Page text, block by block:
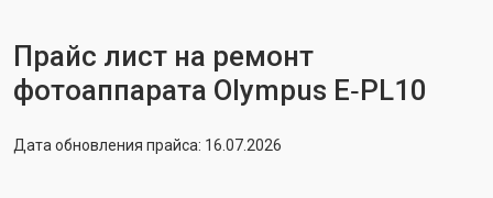
Прайс лист на ремонт
фотоаппарата Olympus E‑PL10
Дата обновления прайса: 16.07.2026